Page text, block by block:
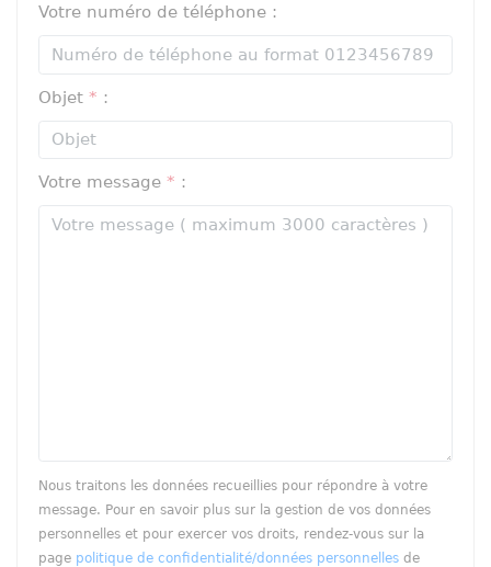
Votre numéro de téléphone :
Objet * :
Votre message * :
Nous traitons les données recueillies pour répondre à votre
message. Pour en savoir plus sur la gestion de vos données
personnelles et pour exercer vos droits, rendez-vous sur la
page politique de confidentialité/données personnellesde